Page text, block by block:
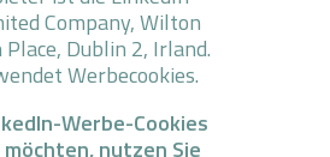
Company, Wilton
Dublin 2, Irland.
Werbecookies.
Werbe-Cookies
nutzen Sie